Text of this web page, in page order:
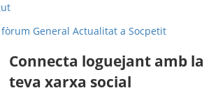
General Actualitat a Socpetit
Connecta loguejant amb la
teva xarxa social